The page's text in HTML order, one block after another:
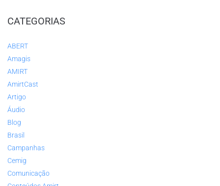
CATEGORIAS
ABERT
Amagis
AMIRT
AmirtCast
Artigo
Áudio
Blog
Brasil
Campanhas
Cemig
Comunicação